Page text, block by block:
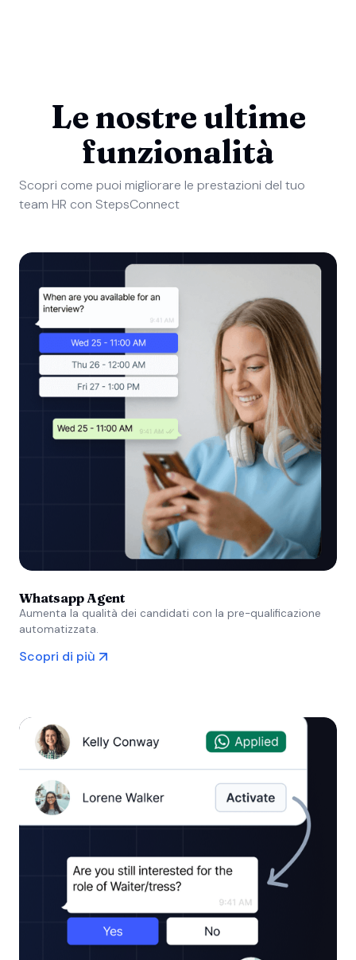
Le nostre ultime
funzionalità
Scopri come puoi migliorare le prestazioni del tuo
team HR con StepsConnect
Whatsapp Agent
Aumenta la qualità dei candidati con la pre-qualificazione
automatizzata.
Scopri di più